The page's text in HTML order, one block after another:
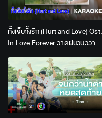
ทั้งเจ็บทั้งรัก (Hurt and Love) Ost.
In Love Forever วาดฝันวันวิวาห์ |
Lingling Kwong x Orm
Kornnaphat | Official Karaoke